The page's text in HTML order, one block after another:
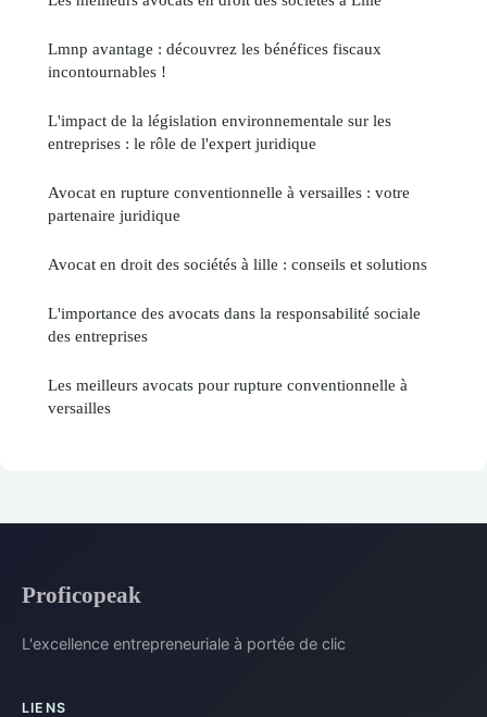
Lmnp avantage : découvrez les bénéfices fiscaux
incontournables !
L'impact de la législation environnementale sur les
entreprises : le rôle de l'expert juridique
Avocat en rupture conventionnelle à versailles : votre
partenaire juridique
Avocat en droit des sociétés à lille : conseils et solutions
L'importance des avocats dans la responsabilité sociale
des entreprises
Les meilleurs avocats pour rupture conventionnelle à
versailles
Proficopeak
L'excellence entrepreneuriale à portée de clic
LIENS